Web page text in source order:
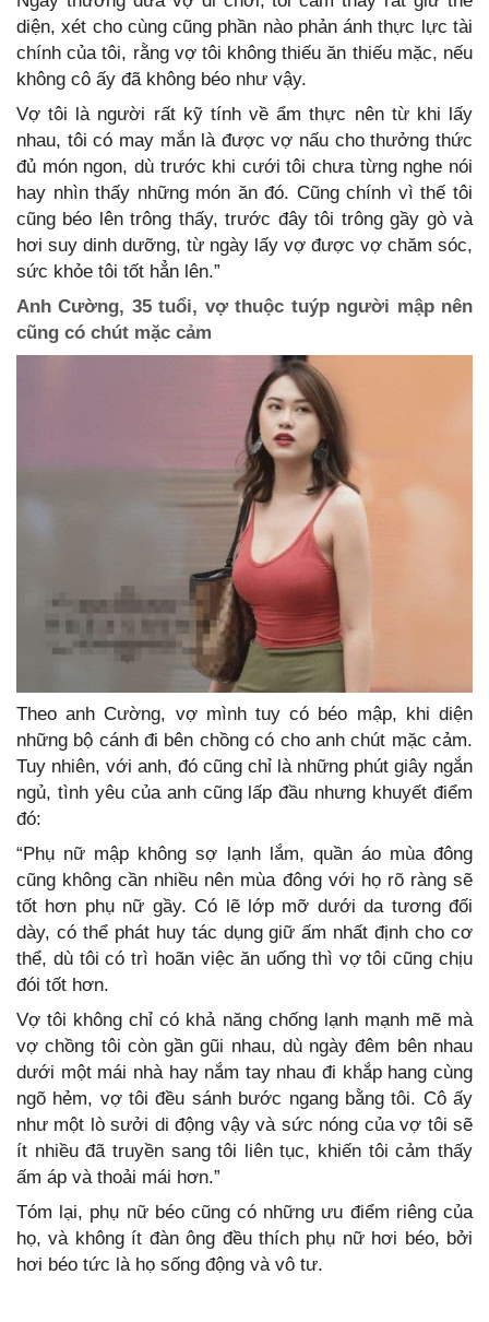
diện, xét cho cùng cũng phần nào phản ánh thực lực tài
chính của tôi, rằng vợ tôi không thiếu ăn thiếu mặc, nếu
không cô ấy đã không béo như vậy.
Vợ tôi là người rất kỹ tính về ẩm thực nên từ khi lấy
nhau, tôi có may mắn là được vợ nấu cho thưởng thức
đủ món ngon, dù trước khi cưới tôi chưa từng nghe nói
hay nhìn thấy những món ăn đó. Cũng chính vì thế tôi
cũng béo lên trông thấy, trước đây tôi trông gầy gò và
hơi suy dinh dưỡng, từ ngày lấy vợ được vợ chăm sóc,
sức khỏe tôi tốt hẳn lên.”
Anh Cường, 35 tuổi, vợ thuộc tuýp người mập nên
cũng có chút mặc cảm
Theo anh Cường, vợ mình tuy có béo mập, khi diện
những bộ cánh đi bên chồng có cho anh chút mặc cảm.
Tuy nhiên, với anh, đó cũng chỉ là những phút giây ngắn
ngủ, tình yêu của anh cũng lấp đầu nhưng khuyết điểm
đó:
“Phụ nữ mập không sợ lạnh lắm, quần áo mùa đông
cũng không cần nhiều nên mùa đông với họ rõ ràng sẽ
tốt hơn phụ nữ gầy. Có lẽ lớp mỡ dưới da tương đối
dày, có thể phát huy tác dụng giữ ấm nhất định cho cơ
thể, dù tôi có trì hoãn việc ăn uống thì vợ tôi cũng chịu
đói tốt hơn.
Vợ tôi không chỉ có khả năng chống lạnh mạnh mẽ mà
vợ chồng tôi còn gần gũi nhau, dù ngày đêm bên nhau
dưới một mái nhà hay nắm tay nhau đi khắp hang cùng
ngõ hẻm, vợ tôi đều sánh bước ngang bằng tôi. Cô ấy
như một lò sưởi di động vậy và sức nóng của vợ tôi sẽ
ít nhiều đã truyền sang tôi liên tục, khiến tôi cảm thấy
ấm áp và thoải mái hơn.”
Tóm lại, phụ nữ béo cũng có những ưu điểm riêng của
họ, và không ít đàn ông đều thích phụ nữ hơi béo, bởi
hơi béo tức là họ sống động và vô tư.